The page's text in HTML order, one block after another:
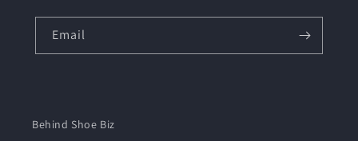
Email
Behind Shoe Biz